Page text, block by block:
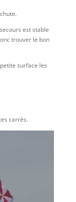
est stable
trouver le bon
surface les
carrés.